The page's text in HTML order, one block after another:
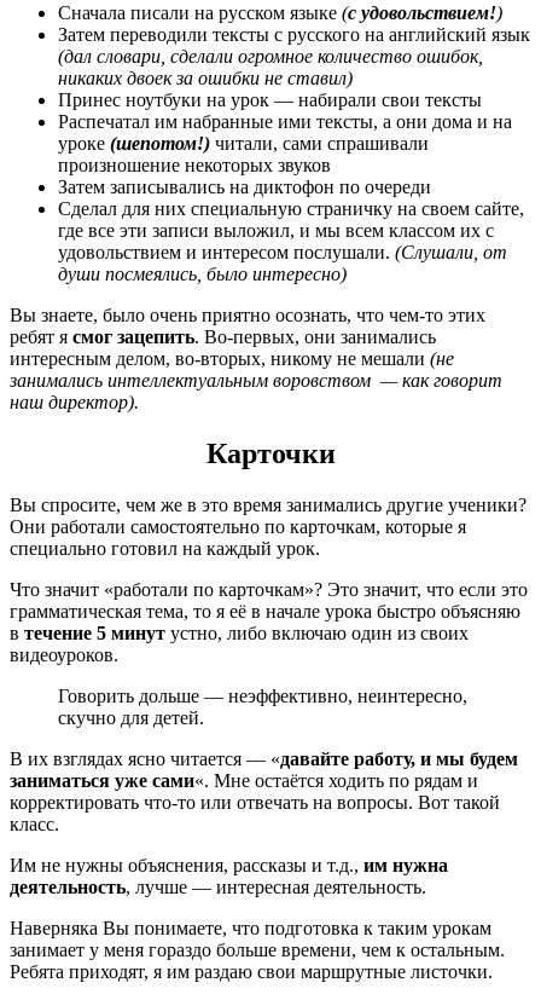
Сначала писали на русском языке (с удовольствием!)
Затем переводили тексты с русского на английский язык
(дал словари, сделали огромное количество ошибок,
никаких двоек за ошибки не ставил)
Принес ноутбуки на урок — набирали свои тексты
Распечатал им набранные ими тексты, а они дома и на
уроке (шепотом!) читали, сами спрашивали
произношение некоторых звуков
Затем записывались на диктофон по очереди
Сделал для них специальную страничку на своем сайте,
где все эти записи выложил, и мы всем классом их с
удовольствием и интересом послушали. (Слушали, от
души посмеялись, было интересно)
Вы знаете, было очень приятно осознать, что чем-то этих
ребят я смог зацепить. Во-первых, они занимались
интересным делом, во-вторых, никому не мешали (не
занимались интеллектуальным воровством — как говорит
наш директор).
Карточки
Вы спросите, чем же в это время занимались другие ученики?
Они работали самостоятельно по карточкам, которые я
специально готовил на каждый урок.
Что значит «работали по карточкам»? Это значит, что если это
грамматическая тема, то я её в начале урока быстро объясняю
в течение 5 минут устно, либо включаю один из своих
видеоуроков.
Говорить дольше — неэффективно, неинтересно,
скучно для детей.
В их взглядах ясно читается — «давайте работу, и мы будем
заниматься уже сами«. Мне остаётся ходить по рядам и
корректировать что-то или отвечать на вопросы. Вот такой
класс.
Им не нужны объяснения, рассказы и т.д., им нужна
деятельность, лучше — интересная деятельность.
Наверняка Вы понимаете, что подготовка к таким урокам
занимает у меня гораздо больше времени, чем к остальным.
Ребята приходят, я им раздаю свои маршрутные листочки.